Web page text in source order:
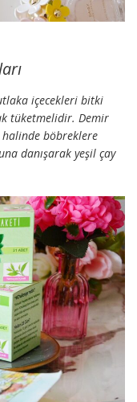
içecekleri bitki
tüketmelidir. Demir
böbreklere
danışarak yeşil çay